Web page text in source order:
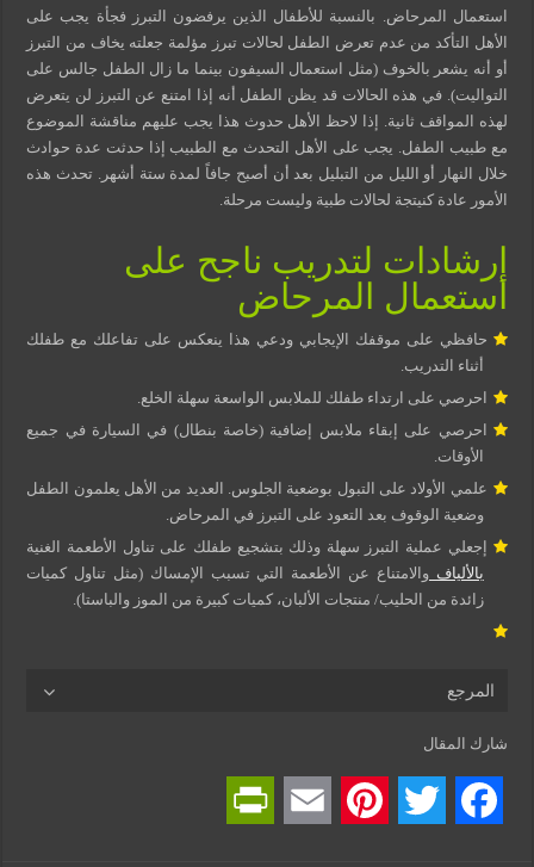
استعمال المرحاض. بالنسبة للأطفال الذين يرفضون التبرز فجأة يجب على
الأهل التأكد من عدم تعرض الطفل لحالات تبرز مؤلمة جعلته يخاف من التبرز
أو أنه يشعر بالخوف (مثل استعمال السيفون بينما ما زال الطفل جالس على
التواليت). في هذه الحالات قد يظن الطفل أنه إذا امتنع عن التبرز لن يتعرض
لهذه المواقف ثانية. إذا لاحظ الأهل حدوث هذا يجب عليهم مناقشة الموضوع
مع طبيب الطفل. يجب على الأهل التحدث مع الطبيب إذا حدثت عدة حوادث
خلال النهار أو الليل من التبليل بعد أن أصبح جافاً لمدة ستة أشهر. تحدث هذه
الأمور عادة كنيتجة لحالات طبية وليست مرحلة.
إرشادات لتدريب ناجح على
استعمال المرحاض
حافظي على موقفك الإيجابي ودعي هذا ينعكس على تفاعلك مع طفلك
أثناء التدريب.
احرصي على ارتداء طفلك للملابس الواسعة سهلة الخلع.
احرصي على إبقاء ملابس إضافية (خاصة بنطال) في السيارة في جميع
الأوقات.
علمي الأولاد على التبول بوضعية الجلوس. العديد من الأهل يعلمون الطفل
وضعية الوقوف بعد التعود على التبرز في المرحاض.
إجعلي عملية التبرز سهلة وذلك بتشجيع طفلك على تناول الأطعمة الغنية
بالأليافوالامتناع عن الأطعمة التي تسبب الإمساك (مثل تناول كميات
زائدة من الحليب/ منتجات الألبان، كميات كبيرة من الموز والباستا).
المرجع
شارك المقال